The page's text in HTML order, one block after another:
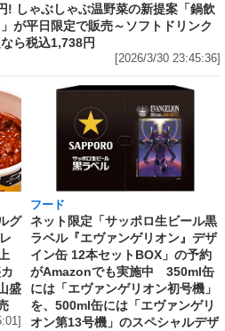
! しゃぶしゃぶ温野菜の新提案「鍋飲
が平日限定で販売～ソフトドリンク
ら税込1,738円
[2026/3/30 23:45:36]
グ
盛
フード
ネット限定「サッポロ生ビール黒
ラベル『エヴァンゲリオン』デザ
イン缶 12本セットBOX」の予約
がAmazonでも実施中 350ml缶
には「エヴァンゲリオン初号機」
を、500ml缶には「エヴァンゲリ
オン第13号機」のスペシャルデザ